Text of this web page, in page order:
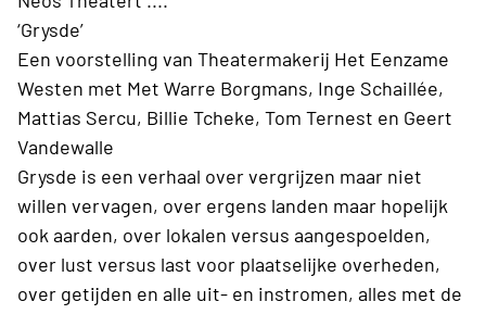
‘Grysde’
Een voorstelling van Theatermakerij Het Eenzame
Westen met Met Warre Borgmans, Inge Schaillée,
Mattias Sercu, Billie Tcheke, Tom Ternest en Geert
Vandewalle
Grysde is een verhaal over vergrijzen maar niet
willen vervagen, over ergens landen maar hopelijk
ook aarden, over lokalen versus aangespoelden,
over lust versus last voor plaatselijke overheden,
over getijden en alle uit- en instromen, alles met de